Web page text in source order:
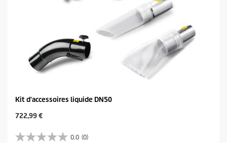
Kit d'accessoires liquide DN50
C
r
722,99 €
0.0 (0)
0